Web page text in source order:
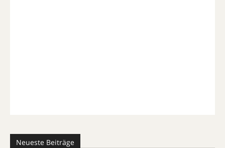
Neueste Beiträge